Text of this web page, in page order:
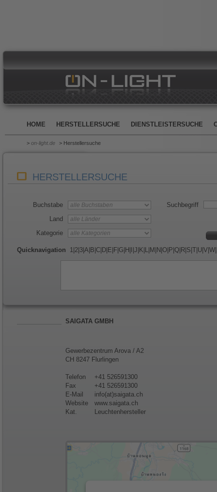
HOME HERSTELLERSUCHE DIENSTLEISTERSUCHE
> on-light.de > Herstellersuche
HERSTELLERSUCHE
Buchstabe
Land
Kategorie
Suchbegriff
Quicknavigation 1 2 3 A B C D E F G H J K L M N O P Q R S T U V W
SAIGATA GMBH
Gewerbezentrum Arova / A2
CH 8247 Flurlingen
Telefon
+41 526591300
Fax
+41 526591300
E-Mail
info(at)saigata.ch
Website
www.saigata.ch
Kat.
Leuchtenhersteller